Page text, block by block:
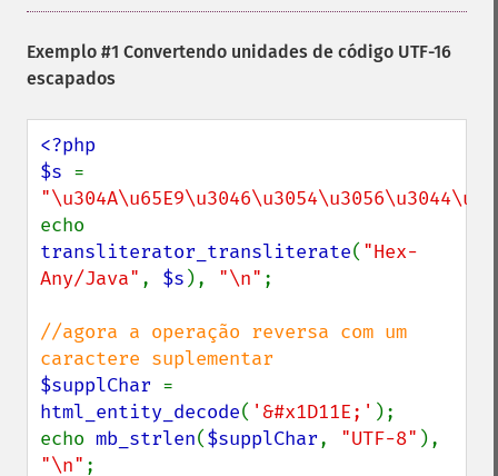
Exemplo #1 Convertendo unidades de código UTF-16
escapados
<?php
$s
transliterator_transliterate( "Hex-
Any/Java" , $s ), "\n" ;
//agora a operação reversa com um
$supplChar
html_entity_decode( '&#x1D11E;' );
echo mb_strlen($supplChar, "UTF-8"
"\n"